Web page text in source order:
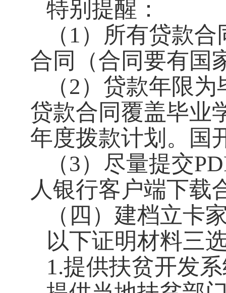
特别提醒：
（1）所有贷款
合同（合同要有国
（2）贷款年限
贷款合同覆盖毕业
年度拨款计划。国
（3）尽量提交
人银行客户端下载
（四）建档立卡
以下证明材料三
1.提供扶贫开发